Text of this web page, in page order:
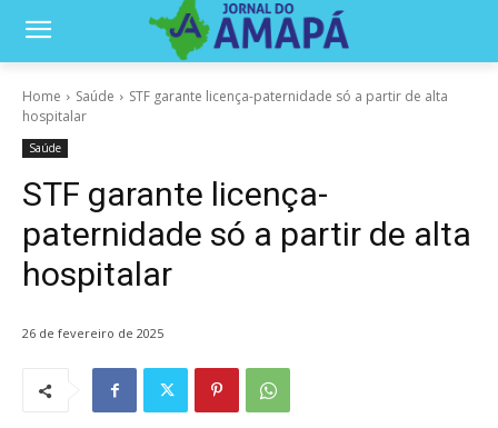
Home Saúde
STF garante licença-paternidade só a partir de alta
hospitalar
Saúde
STF garante licença-
paternidade só a partir de alta
hospitalar
26 de fevereiro de 2025